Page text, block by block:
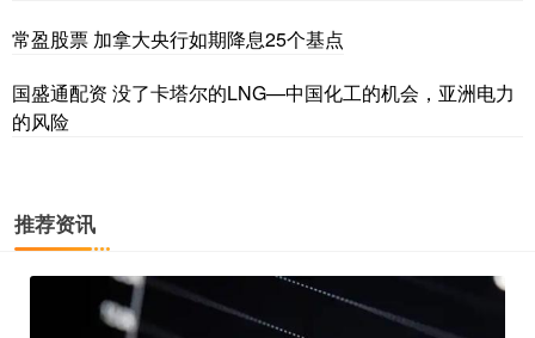
常盈股票 加拿大央行如期降息25个基点
国盛通配资 没了卡塔尔的LNG—中国化工的机会，亚洲电力
的风险
推荐资讯